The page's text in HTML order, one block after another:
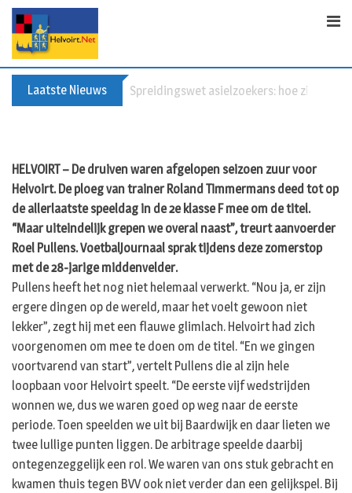
p
Laatste Nieuws Spreidingswet asielzoekers: hoe zit dat?
HELVOIRT – De druiven waren afgelopen seizoen zuur voor
Helvoirt. De ploeg van trainer Roland Timmermans deed tot op
de allerlaatste speeldag in de 2e klasse F mee om de titel.
“Maar uiteindelijk grepen we overal naast”, treurt aanvoerder
Roel Pullens. VoetbalJournaal sprak tijdens deze zomerstop
met de 28-jarige middenvelder.
Pullens heeft het nog niet helemaal verwerkt. “Nou ja, er zijn
ergere dingen op de wereld, maar het voelt gewoon niet
lekker”, zegt hij met een flauwe glimlach. Helvoirt had zich
voorgenomen om mee te doen om de titel. “En we gingen
voortvarend van start”, vertelt Pullens die al zijn hele
loopbaan voor Helvoirt speelt. “De eerste vijf wedstrijden
wonnen we, dus we waren goed op weg naar de eerste
periode. Toen speelden we uit bij Baardwijk en daar lieten we
twee lullige punten liggen. De arbitrage speelde daarbij
ontegenzeggelijk een rol. We waren van ons stuk gebracht en
kwamen thuis tegen BVV ook niet verder dan een gelijkspel. Bij